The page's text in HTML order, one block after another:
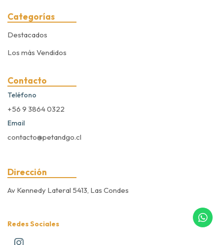
Categorías
Destacados
Los más Vendidos
Contacto
Teléfono
+56 9 3864 0322
Email
contacto@petandgo.cl
Dirección
Av Kennedy Lateral 5413, Las Condes
Redes Sociales